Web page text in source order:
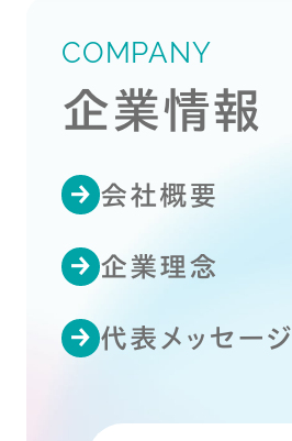
COMPANY
企業情報
会社概要
企業理念
代表メッセージ